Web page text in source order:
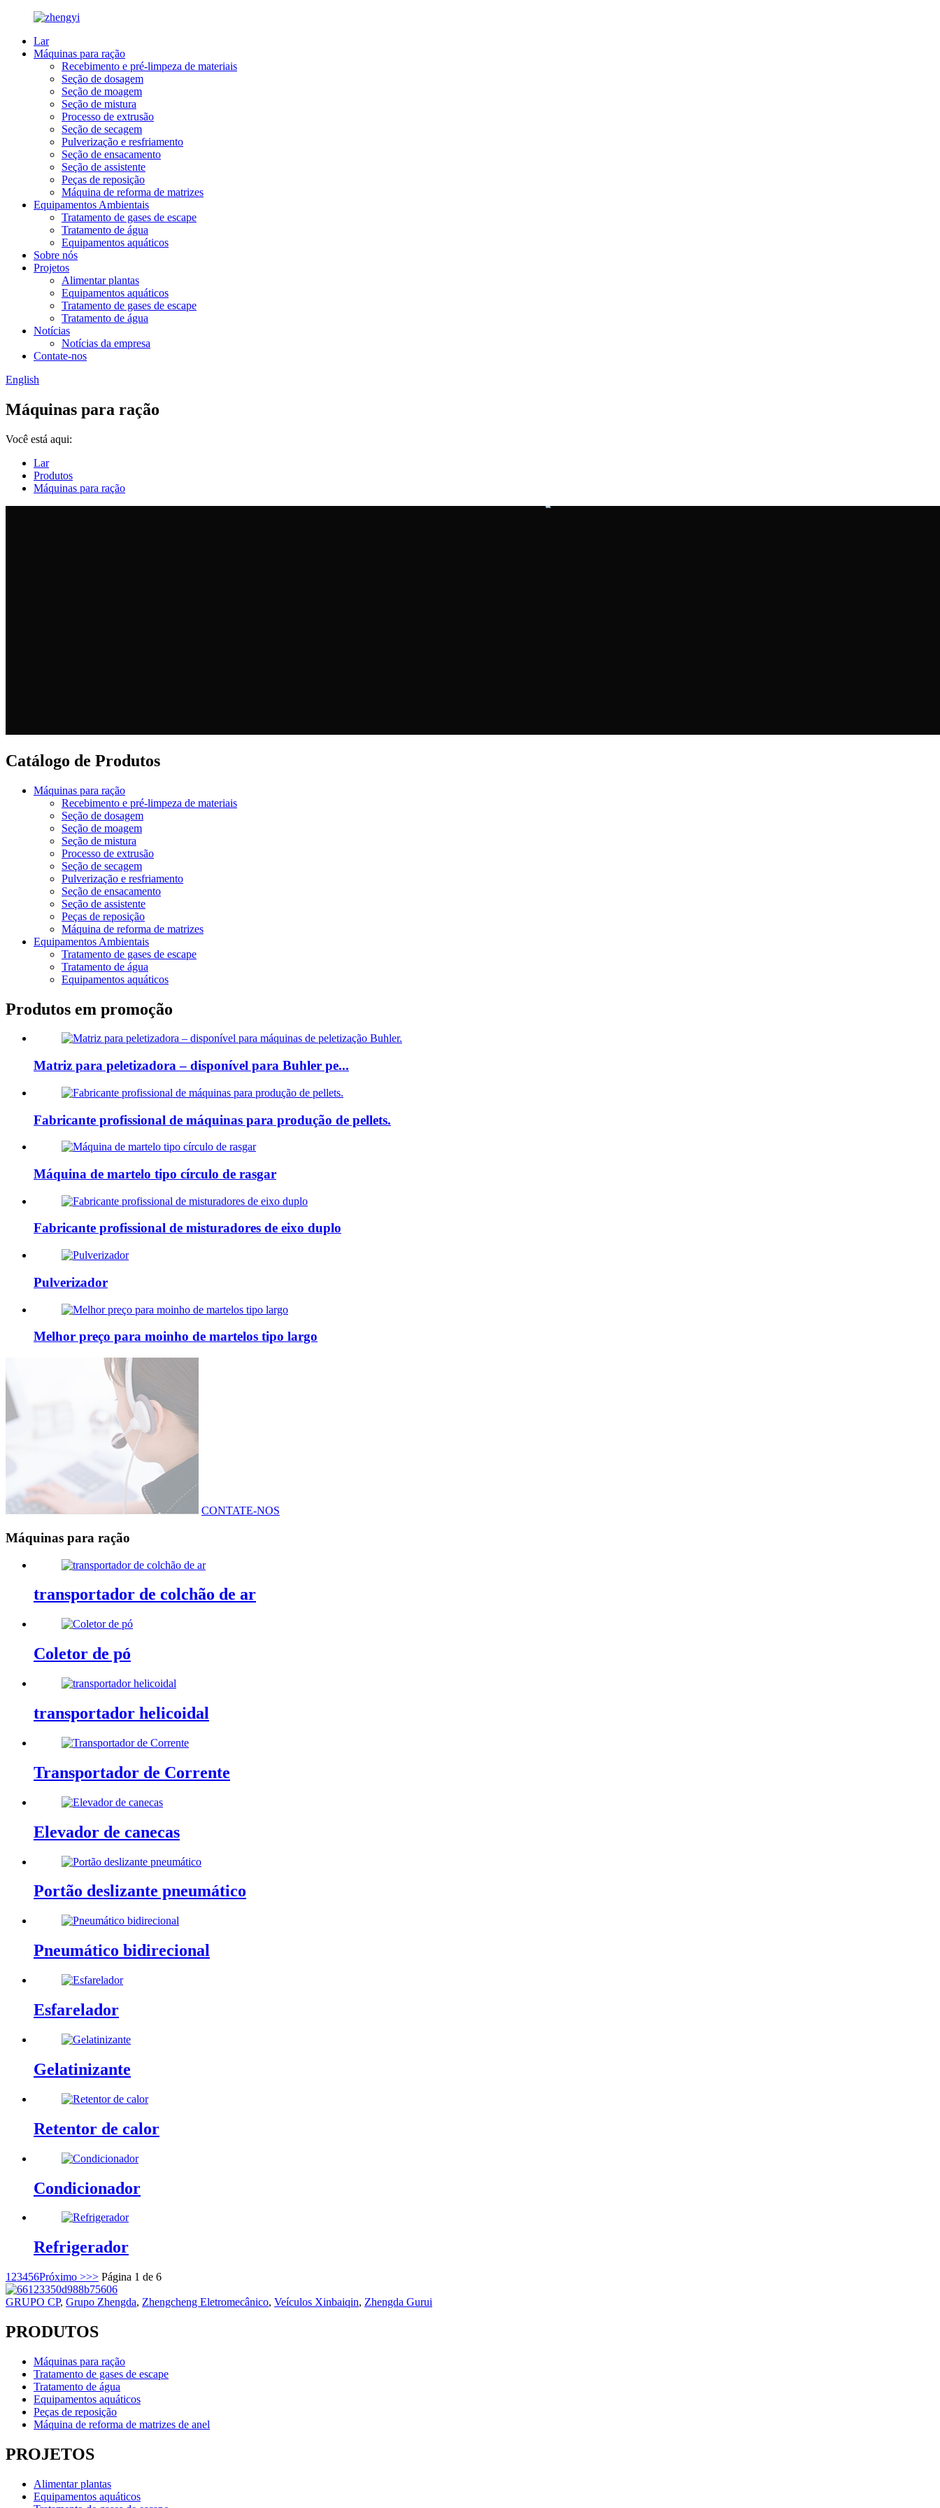
Lar
Máquinas para ração
Recebimento e pré-limpeza de materiais
Seção de dosagem
Seção de moagem
Seção de mistura
Processo de extrusão
Seção de secagem
Pulverização e resfriamento
Seção de ensacamento
Seção de assistente
Peças de reposição
Máquina de reforma de matrizes
Equipamentos Ambientais
Tratamento de gases de escape
Tratamento de água
Equipamentos aquáticos
Sobre nós
Projetos
Alimentar plantas
Equipamentos aquáticos
Tratamento de gases de escape
Tratamento de água
Notícias
Notícias da empresa
Contate-nos
English
Máquinas para ração
Você está aqui:
Lar
Produtos
Máquinas para ração
Catálogo de Produtos
Máquinas para ração
Recebimento e pré-limpeza de materiais
Seção de dosagem
Seção de moagem
Seção de mistura
Processo de extrusão
Seção de secagem
Pulverização e resfriamento
Seção de ensacamento
Seção de assistente
Peças de reposição
Máquina de reforma de matrizes
Equipamentos Ambientais
Tratamento de gases de escape
Tratamento de água
Equipamentos aquáticos
Produtos em promoção
Matriz para peletizadora – disponível para Buhler pe...
Fabricante profissional de máquinas para produção de pellets.
Máquina de martelo tipo círculo de rasgar
Fabricante profissional de misturadores de eixo duplo
Pulverizador
Melhor preço para moinho de martelos tipo largo
CONTATE-NOS
Máquinas para ração
transportador de colchão de ar
Coletor de pó
transportador helicoidal
Transportador de Corrente
Elevador de canecas
Portão deslizante pneumático
Pneumático bidirecional
Esfarelador
Gelatinizante
Retentor de calor
Condicionador
Refrigerador
1 23456Próximo >>> Página 1 de 6
GRUPO CP, Grupo Zhengda, Zhengcheng Eletromecânico, Veículos Xinbaiqin, Zhengda Gurui
PRODUTOS
Máquinas para ração
Tratamento de gases de escape
Tratamento de água
Equipamentos aquáticos
Peças de reposição
Máquina de reforma de matrizes de anel
PROJETOS
Alimentar plantas
Equipamentos aquáticos